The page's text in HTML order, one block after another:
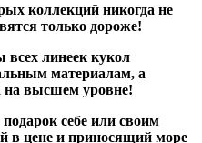
коллекций никогда не
только дороже!
линеек кукол
материалам, а
на высшем уровне!
себе или своим
в цене и приносящий море